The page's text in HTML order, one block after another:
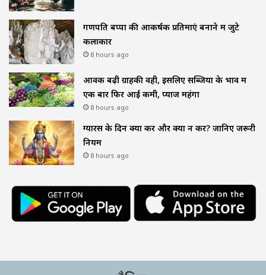
गणपति बप्पा की आकर्षक प्रतिमाएं बनाने में जुटे
कलाकार
8 hours ago
आवक बढ़ी ग्राहकी वही, इसलिए सब्जियों के भाव में
एक बार फिर आई कमी, प्याज महंगा
8 hours ago
ग्यारस के दिन क्या करें और क्या न करें? जानिए जरूरी
नियम
8 hours ago